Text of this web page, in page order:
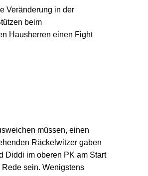
Veränderung in der
beim
Hausherren einen Fight
müssen, einen
Räckelwitzer gaben
Diddi im oberen PK am Start
sein. Wenigstens